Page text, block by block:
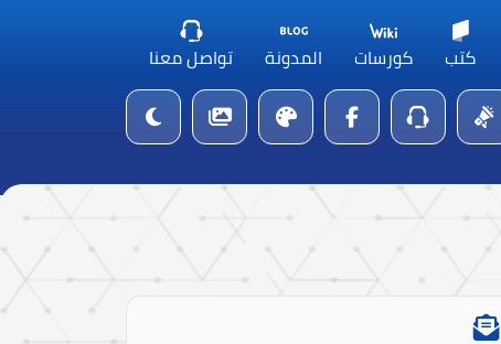
كتب كورسات المدونة تواصل معنا